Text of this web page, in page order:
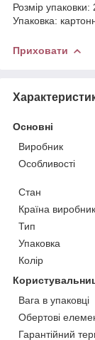
Розмір
Упаковка:
Приховати
Основні
Виробник
Особливості
Стан
Країна виробник
Тип
Упаковка
Колір
Вага в упаковці
Обертові
Гарантійний